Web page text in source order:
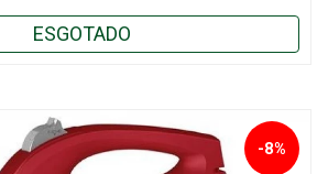
ESGOTADO
-8%